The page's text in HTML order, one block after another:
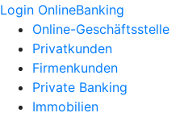
Login OnlineBanking
Online-Geschäftsstelle
Privatkunden
Firmenkunden
Private Banking
Immobilien